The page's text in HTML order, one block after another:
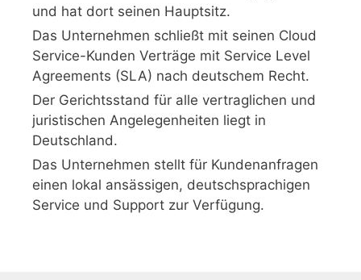
und hat dort seinen Hauptsitz.
Das Unternehmen schließt mit seinen Cloud
Service-Kunden Verträge mit Service Level
Agreements (SLA) nach deutschem Recht.
Der Gerichtsstand für alle vertraglichen und
juristischen Angelegenheiten liegt in
Deutschland.
Das Unternehmen stellt für Kundenanfragen
einen lokal ansässigen, deutschsprachigen
Service und Support zur Verfügung.